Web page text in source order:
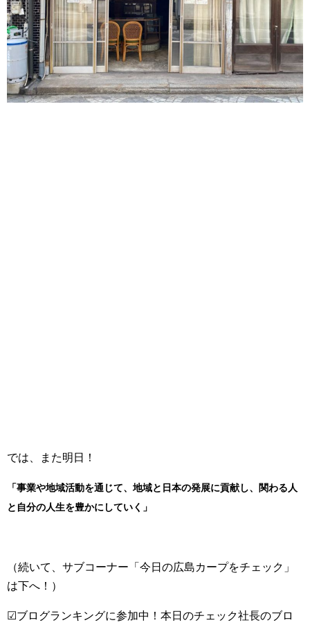
では、また明日！
「事業や地域活動を通じて、地域と日本の発展に貢献し、関わる人
と自分の人生を豊かにしていく」
（続いて、サブコーナー「今日の広島カープをチェック」
は下へ！）
☑ブログランキングに参加中！本日のチェック社長のブロ